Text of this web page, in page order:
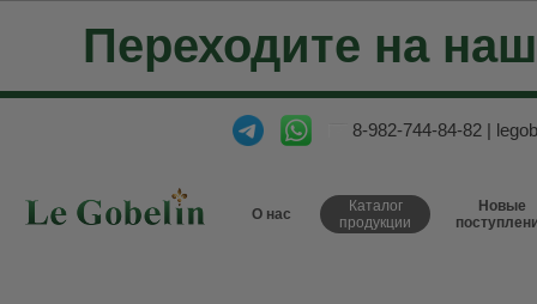
Переходите на
8-982-744-84-82 |
О нас
Каталог
продукции
Новые